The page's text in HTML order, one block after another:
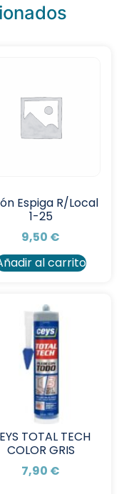
Espiga R/Local
1-25
9,50 €
al carrito
TOTAL TECH
COLOR GRIS
7,90 €